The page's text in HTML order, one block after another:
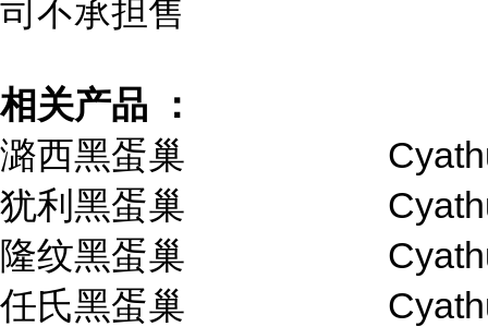
司不承担售
相关产品 ：
潞西黑蛋巢
犹利黑蛋巢
隆纹黑蛋巢
任氏黑蛋巢